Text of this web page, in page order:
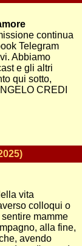
continua
Telegram
Abbiamo
e gli altri
qui sotto,
CREDI
vita
colloqui o
mamme
alla fine,
avendo